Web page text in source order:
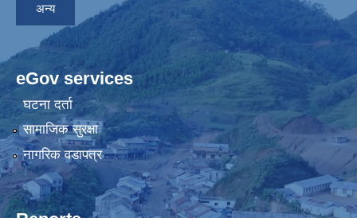
अन्य
eGov services
घटना दर्ता
सामाजिक सुरक्षा
नागरिक वडापत्र